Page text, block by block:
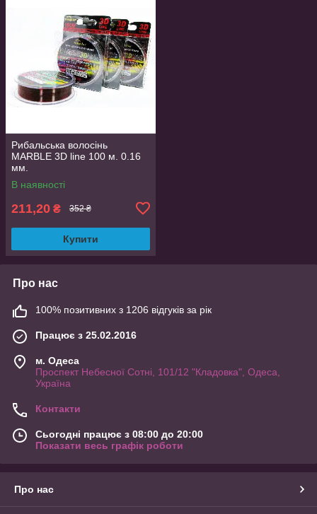
Рибальська волосінь
MARBLE 3D line 100 м. 0.16
мм.
В наявності
211,20 ₴ 352 ₴
Купити
Про нас
100% позитивних з 1206 відгуків за рік
Працює з 25.02.2016
м. Одеса
Проспект Небесної Сотні, 101/12 "Кладовка", Одеса,
Україна
Контакти
Сьогодні працює з 08:00 до 20:00
Показати весь графік роботи
Про нас